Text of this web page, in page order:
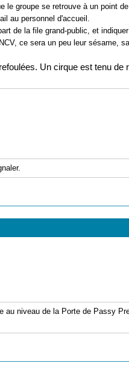
groupe se retrouve à un point
au personnel d'accueil.
de la file grand-public, et
, ce sera un peu leur sésame,
Un cirque est tenu
niveau de la Porte de Passy